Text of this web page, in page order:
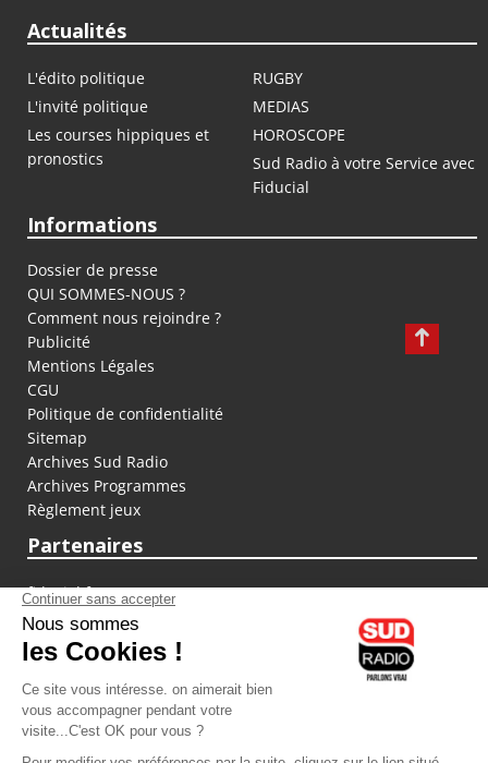
Actualités
L'édito politique
RUGBY
L'invité politique
MEDIAS
Les courses hippiques et
pronostics
HOROSCOPE
Sud Radio à votre Service avec
Fiducial
Informations
Dossier de presse
QUI SOMMES-NOUS ?
Comment nous rejoindre ?
Publicité
Mentions Légales
CGU
Politique de confidentialité
Sitemap
Archives Sud Radio
Archives Programmes
Règlement jeux
Partenaires
fiducial.fr
lyoncapitale.fr
olympique-et-lyonnais.com
L'application Iphone / Android
Téléchargez l'application